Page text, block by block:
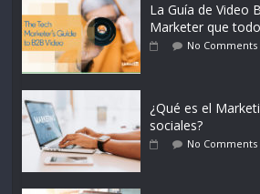
La Guía de Video
Marketer que
No Comments
¿Qué es el
sociales?
No Comments